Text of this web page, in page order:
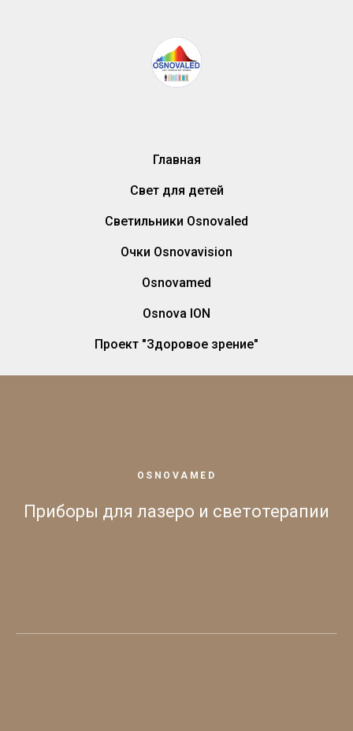
Главная
Свет для детей
Светильники Osnovaled
Очки Osnovavision
Osnovamed
Osnova ION
Проект "Здоровое зрение"
OSNOVAMED
Приборы для лазеро и светотерапии